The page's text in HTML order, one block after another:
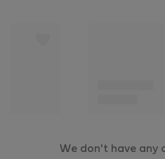
We don't have any